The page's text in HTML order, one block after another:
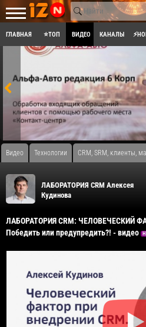
ГЛАВНАЯ ⭐ТОП ВИДЕО КАНАЛЫ
Видео Технологии CRM, SRM, клиенты,
ЛАБОРАТОРИЯ CRM Алексея
Кудинова
ЛАБОРАТОРИЯ CRM: ЧЕЛОВЕЧЕСКИЙ
Победить или предупредить?! - видео